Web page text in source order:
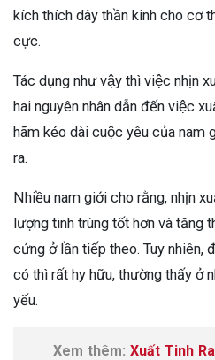
kích thích dây thần kinh cho cơ
cực.
Tác dụng như vậy thì việc nhịn
hai nguyên nhân dẫn đến việc
hãm kéo dài cuộc yêu của nam
ra.
Nhiều nam giới cho rằng, nhịn
lượng tinh trùng tốt hơn và tăng
cứng ở lần tiếp theo. Tuy nhiên,
có thì rất hy hữu, thường thấy ở
yếu.
Xem thêm: Xuất Tinh